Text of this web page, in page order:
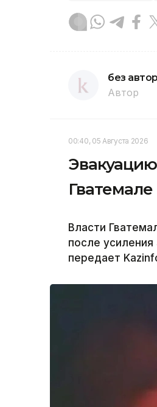
без
Автор
00:40, 05 Августа 2026
Гватемале
Власти
после
передает